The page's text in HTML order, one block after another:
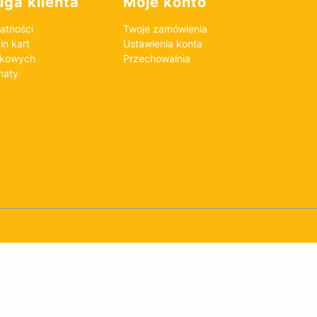
kart
Twoje zamówienia
Ustawienia konta
Przechowalnia